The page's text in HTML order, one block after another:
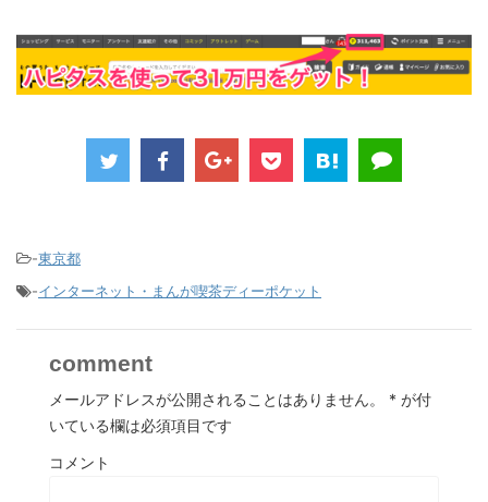
-東京都
-インターネット・まんが喫茶ディーポケット
comment
メールアドレスが公開されることはありません。 * が付
いている欄は必須項目です
コメント